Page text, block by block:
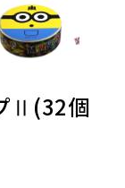
Ⅱ(32個